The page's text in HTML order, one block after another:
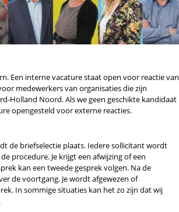
Een interne vacature staat open voor reactie van
medewerkers van organisaties die zijn
Holland Noord. Als we geen geschikte kandidaat
opengesteld voor externe reacties.
de briefselectie plaats. Iedere sollicitant wordt
procedure. Je krijgt een afwijzing of een
kan een tweede gesprek volgen. Na de
de voortgang. Je wordt afgewezen of
In sommige situaties kan het zo zijn dat wij